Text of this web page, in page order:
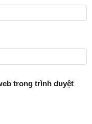
trong trình duyệt